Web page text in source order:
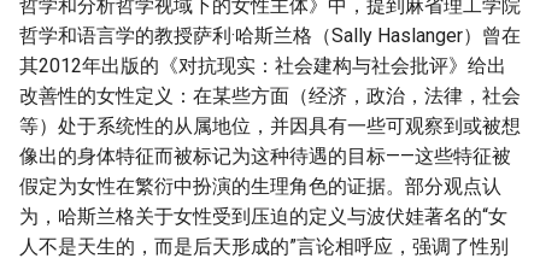
哲学和分析哲学视域下的女性主体》中，提到麻省理工学院
哲学和语言学的教授萨利·哈斯兰格（Sally Haslanger）曾在
其2012年出版的《对抗现实：社会建构与社会批评》给出
改善性的女性定义：在某些方面（经济，政治，法律，社会
等）处于系统性的从属地位，并因具有一些可观察到或被想
像出的身体特征而被标记为这种待遇的目标——这些特征被
假定为女性在繁衍中扮演的生理角色的证据。部分观点认
为，哈斯兰格关于女性受到压迫的定义与波伏娃著名的“女
人不是天生的，而是后天形成的”言论相呼应，强调了性别